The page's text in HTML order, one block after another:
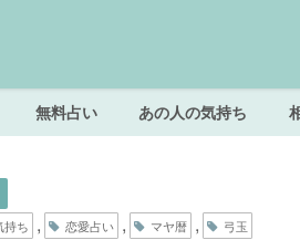
無料占い あの人の気持ち
持ち , 恋愛占い , マヤ暦 , 弓玉